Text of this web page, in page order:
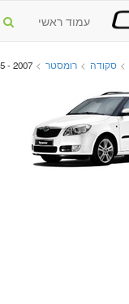
עמוד ראשי
> סקודה > רומסטר > 2007 - 2015 - סקירה מקיפה